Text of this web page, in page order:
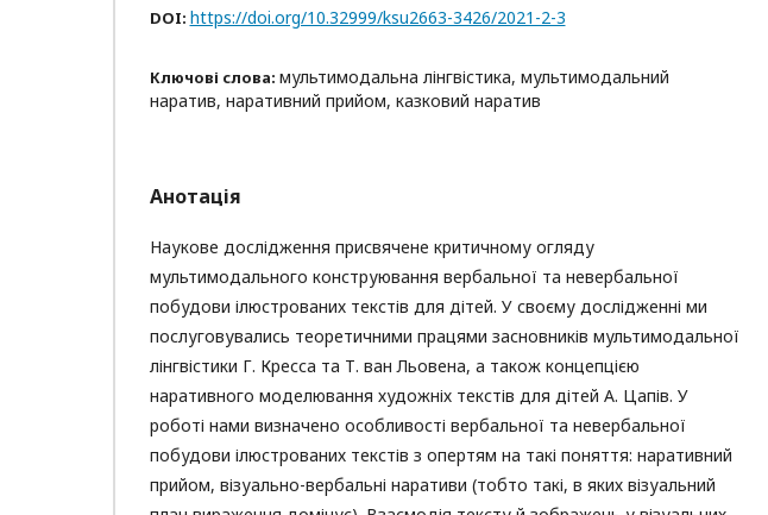
DOI: https://doi.org/10.32999/ksu2663-3426/2021-2-3
Ключові слова: мультимодальна лінгвістика, мультимодальний
наратив, наративний прийом, казковий наратив
Анотація
Наукове дослідження присвячене критичному огляду
мультимодального конструювання вербальної та невербальної
побудови ілюстрованих текстів для дітей. У своєму дослідженні ми
послуговувались теоретичними працями засновників мультимодальної
лінгвістики Г. Кресса та Т. ван Льовена, а також концепцією
наративного моделювання художніх текстів для дітей А. Цапів. У
роботі нами визначено особливості вербальної та невербальної
побудови ілюстрованих текстів з опертям на такі поняття: наративний
прийом, візуально-вербальні наративи (тобто такі, в яких візуальний